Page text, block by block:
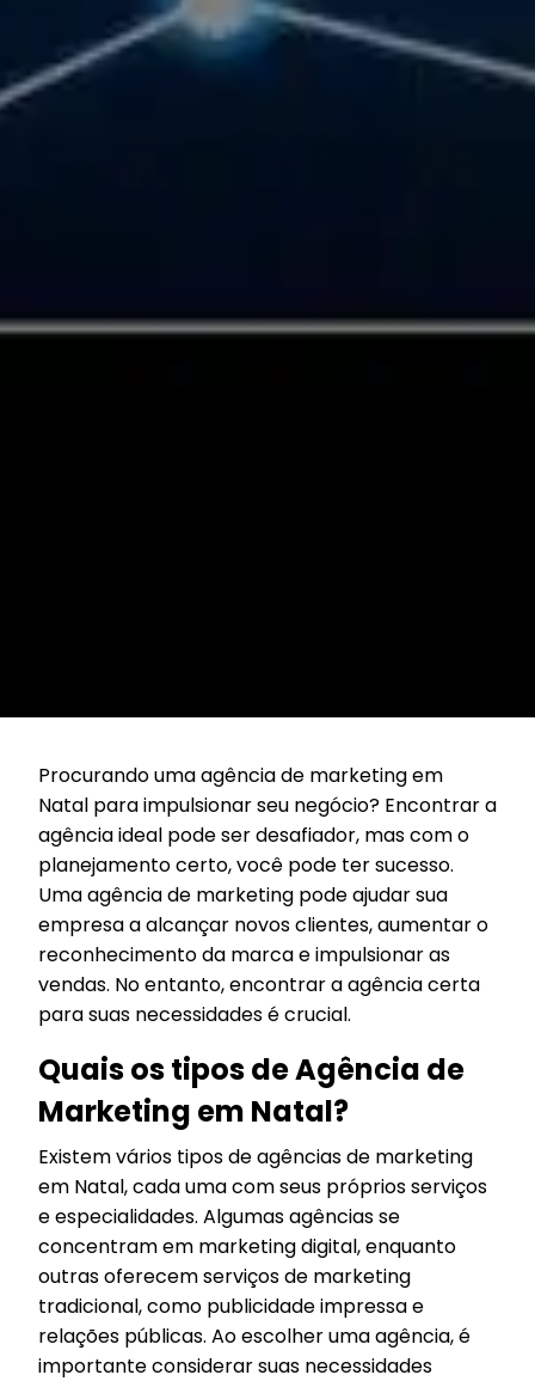
Procurando uma agência de marketing em
Natal para impulsionar seu negócio? Encontrar a
agência ideal pode ser desafiador, mas com o
planejamento certo, você pode ter sucesso.
Uma agência de marketing pode ajudar sua
empresa a alcançar novos clientes, aumentar o
reconhecimento da marca e impulsionar as
vendas. No entanto, encontrar a agência certa
para suas necessidades é crucial.
Quais os tipos de Agência de
Marketing em Natal?
Existem vários tipos de agências de marketing
em Natal, cada uma com seus próprios serviços
e especialidades. Algumas agências se
concentram em marketing digital, enquanto
outras oferecem serviços de marketing
tradicional, como publicidade impressa e
relações públicas. Ao escolher uma agência, é
importante considerar suas necessidades